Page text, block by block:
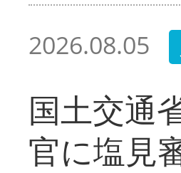
2026.08.05
国土交
官に塩見